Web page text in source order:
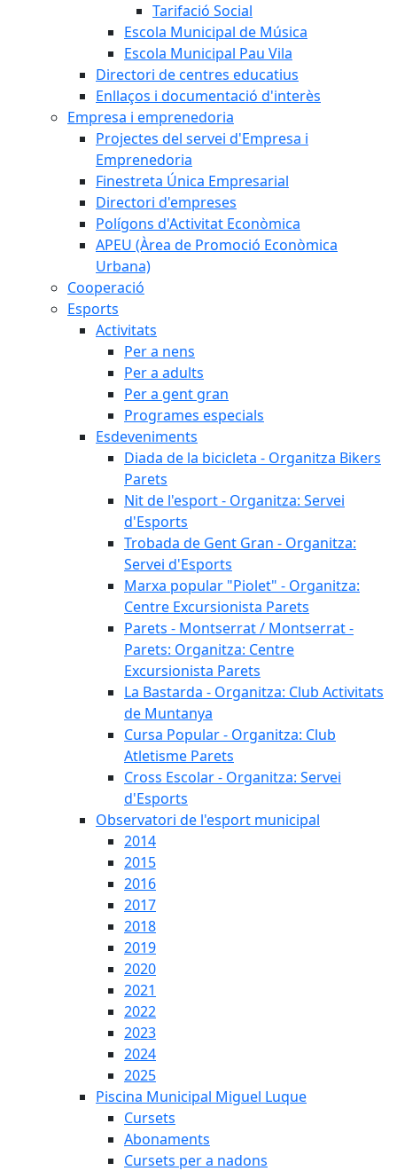
Tarifació Social
Escola Municipal de Música
Escola Municipal Pau Vila
Directori de centres educatius
Enllaços i documentació d'interès
Empresa i emprenedoria
Projectes del servei d'Empresa i
Emprenedoria
Finestreta Única Empresarial
Directori d'empreses
Polígons d'Activitat Econòmica
APEU (Àrea de Promoció Econòmica
Urbana)
Cooperació
Esports
Activitats
Per a nens
Per a adults
Per a gent gran
Programes especials
Esdeveniments
Diada de la bicicleta - Organitza Bikers
Parets
Nit de l'esport - Organitza: Servei
d'Esports
Trobada de Gent Gran - Organitza:
Servei d'Esports
Marxa popular "Piolet" - Organitza:
Centre Excursionista Parets
Parets - Montserrat / Montserrat -
Parets: Organitza: Centre
Excursionista Parets
La Bastarda - Organitza: Club Activitats
de Muntanya
Cursa Popular - Organitza: Club
Atletisme Parets
Cross Escolar - Organitza: Servei
d'Esports
Observatori de l'esport municipal
2014
2015
2016
2017
2018
2019
2020
2021
2022
2023
2024
2025
Piscina Municipal Miguel Luque
Cursets
Abonaments
Cursets per a nadons